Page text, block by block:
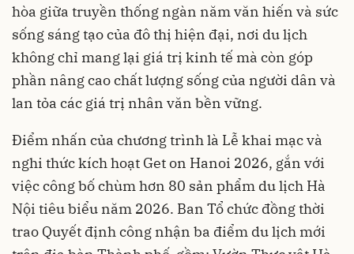
hòa giữa truyền thống ngàn năm văn hiến và sức
sống sáng tạo của đô thị hiện đại, nơi du lịch
không chỉ mang lại giá trị kinh tế mà còn góp
phần nâng cao chất lượng sống của người dân và
lan tỏa các giá trị nhân văn bền vững.
Điểm nhấn của chương trình là Lễ khai mạc và
nghi thức kích hoạt Get on Hanoi 2026, gắn với
việc công bố chùm hơn 80 sản phẩm du lịch Hà
Nội tiêu biểu năm 2026. Ban Tổ chức đồng thời
trao Quyết định công nhận ba điểm du lịch mới